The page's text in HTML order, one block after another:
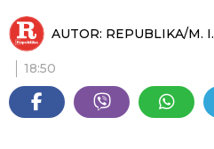
AUTOR: REPUBLIKA/M. I.
18:50